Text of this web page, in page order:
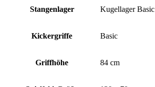
Stangenlager Kugellager Basic
Kickergriffe Basic
Griffhöhe 84 cm